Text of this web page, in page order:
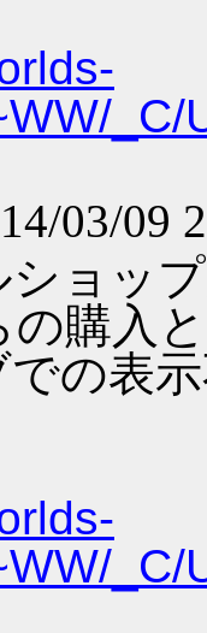
_C/
03/09
ショッ
の購入
での表
_C/